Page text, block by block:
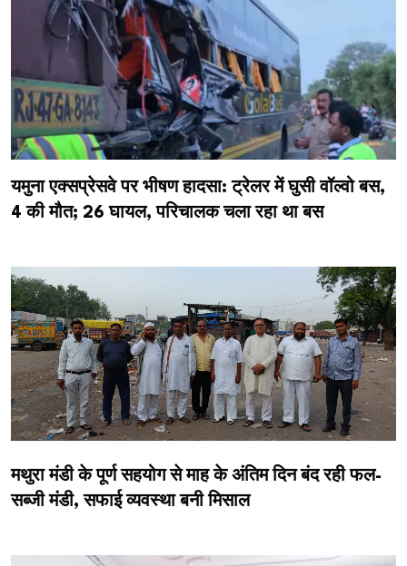
यमुना एक्सप्रेसवे पर भीषण हादसा: ट्रेलर में घुसी वॉल्वो बस,
4 की मौत; 26 घायल, परिचालक चला रहा था बस
मथुरा मंडी के पूर्ण सहयोग से माह के अंतिम दिन बंद रही फल-
सब्जी मंडी, सफाई व्यवस्था बनी मिसाल